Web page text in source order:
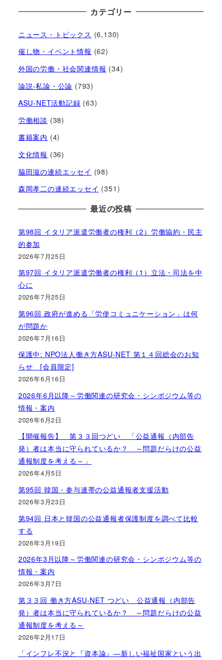
カテゴリー
ニュース・トピックス (6,130)
催し物・イベント情報 (62)
外国の労働・社会関連情報 (34)
論説-私論・公論 (793)
ASU-NET活動記録 (63)
労働相談 (38)
書籍案内 (4)
文化情報 (36)
脇田滋の連続エッセイ (98)
森岡孝二の連続エッセイ (351)
最近の投稿
第98回 イタリア派遣労働者の権利（2）労働協約・民主
的参加
2026年7月25日
第97回 イタリア派遣労働者の権利（1）立法・司法を中
心に
2026年7月25日
第96回 政府が進める「労使コミュニケーション」は何
が問題か
2026年7月16日
保護中: NPO法人働き方ASU-NET 第１４回総会のお知
らせ [会員限定]
2026年6月16日
2026年6月以降～労働関連の研究会・シンポジウム等の
情報・案内
2026年6月2日
【開催報告】 第３３回つどい 「公益通報（内部告
発）者は本当に守られているか？ ～問題だらけの公益
通報制度を考える～」
2026年4月5日
第95回 韓国・参与連帯の公益通報者支援活動
2026年3月23日
第94回 日本と韓国の公益通報者保護制度を調べて比較
する
2026年3月19日
2026年3月以降～労働関連の研究会・シンポジウム等の
情報・案内
2026年3月7日
第３３回 働き方ASU-NET つどい 公益通報（内部告
発）者は本当に守られているか？ ～問題だらけの公益
通報制度を考える～
2026年2月17日
「インフレ不況と『資本論』―新しい福祉国家という出